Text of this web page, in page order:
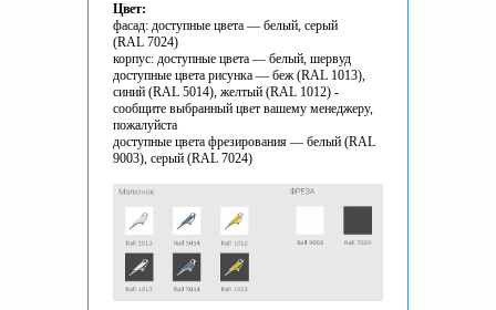
Цвет:
фасад: доступные цвета — белый, серый
(RAL 7024)
корпус: доступные цвета — белый, шервуд
доступные цвета рисунка — беж (RAL 1013),
синий (RAL 5014), желтый (RAL 1012) -
сообщите выбранный цвет вашему менеджеру,
пожалуйста
доступные цвета фрезирования — белый (RAL
9003), серый (RAL 7024)